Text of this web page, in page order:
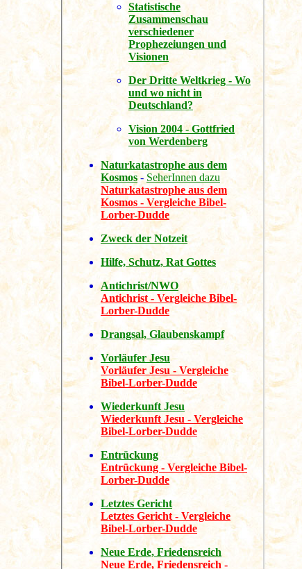
Statistische
Zusammenschau
verschiedener
Prophezeiungen und
Visionen
Der Dritte Weltkrieg - Wo
und wo nicht in
Deutschland?
Vision 2004 - Gottfried
von Werdenberg
Naturkatastrophe aus dem
Kosmos- SeherInnen dazu
Naturkatastrophe aus dem
Kosmos - Vergleiche Bibel-
Lorber-Dudde
Zweck der Notzeit
Hilfe, Schutz, Rat Gottes
Antichrist/NWO
Antichrist - Vergleiche Bibel-
Lorber-Dudde
Drangsal, Glaubenskampf
Vorläufer Jesu
Vorläufer Jesu - Vergleiche
Bibel-Lorber-Dudde
Wiederkunft Jesu
Wiederkunft Jesu - Vergleiche
Bibel-Lorber-Dudde
Entrückung
Entrückung - Vergleiche Bibel-
Lorber-Dudde
Letztes Gericht
Letztes Gericht - Vergleiche
Bibel-Lorber-Dudde
Neue Erde, Friedensreich
Neue Erde, Friedensreich -